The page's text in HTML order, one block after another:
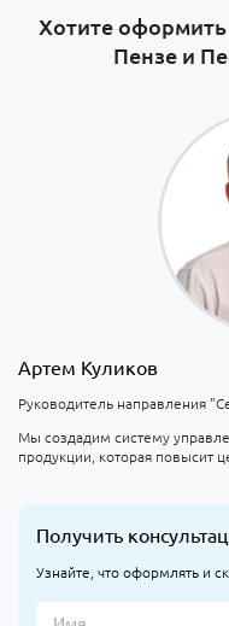
Хотите оформить
Пензе и
Артем Куликов
Руководитель направления
Мы создадим систему
продукции, которая повысит
Получить
Узнайте, что оформлять и